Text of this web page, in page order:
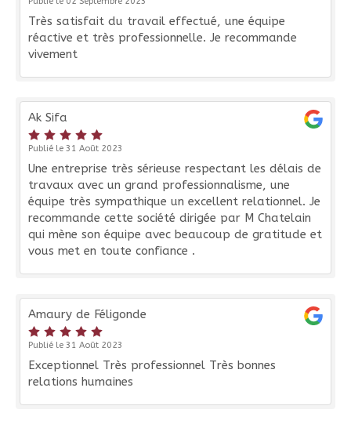
Très satisfait du travail effectué, une équipe
réactive et très professionnelle. Je recommande
vivement
Ak Sifa
Publié le 31 Août 2023
Une entreprise très sérieuse respectant les délais de
travaux avec un grand professionnalisme, une
équipe très sympathique un excellent relationnel. Je
recommande cette société dirigée par M Chatelain
qui mène son équipe avec beaucoup de gratitude et
vous met en toute confiance .
Amaury de Féligonde
Publié le 31 Août 2023
Exceptionnel Très professionnel Très bonnes
relations humaines